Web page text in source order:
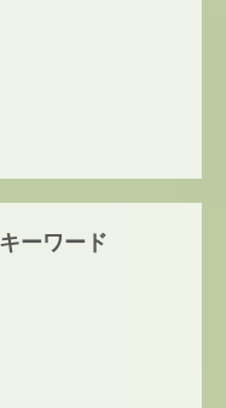
ーワード